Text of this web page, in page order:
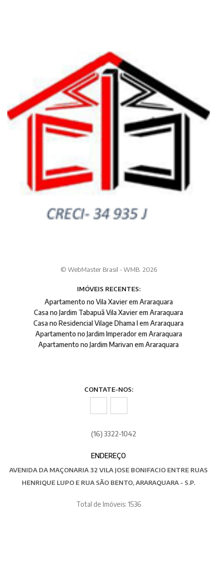
© WebMaster Brasil - WMB. 2026
IMÓVEIS RECENTES:
Apartamento no Vila Xavier em Araraquara
Casa no Jardim Tabapuã Vila Xavier em Araraquara
Casa no Residencial Vilage Dhama I em Araraquara
Apartamento no Jardim Imperador em Araraquara
Apartamento no Jardim Marivan em Araraquara
CONTATE-NOS:
(16) 3322-1042
ENDEREÇO
AVENIDA DA MAÇONARIA 32 VILA JOSE BONIFACIO ENTRE RUAS
HENRIQUE LUPO E RUA SÃO BENTO, ARARAQUARA - S.P.
Total de Imóveis: 1536